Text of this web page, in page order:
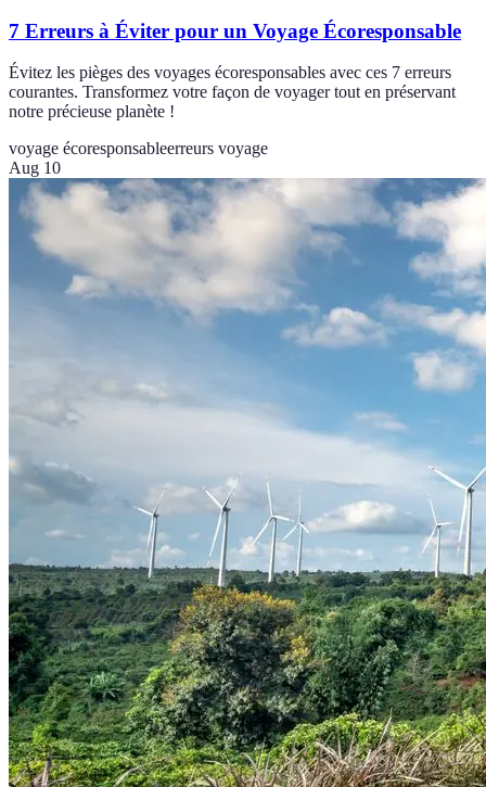
7 Erreurs à Éviter pour un Voyage Écoresponsable
Évitez les pièges des voyages écoresponsables avec ces 7 erreurs
courantes. Transformez votre façon de voyager tout en préservant
notre précieuse planète !
voyage écoresponsableerreurs voyage
Aug 10